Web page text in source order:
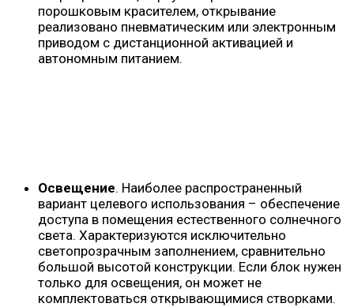
порошковым красителем, открывание
реализовано пневматическим или электронным
приводом с дистанционной активацией и
автономным питанием.
Освещение. Наиболее распространенный
вариант целевого использования – обеспечение
доступа в помещения естественного солнечного
света. Характеризуются исключительно
светопрозрачным заполнением, сравнительно
большой высотой конструкции. Если блок нужен
только для освещения, он может не
комплектоваться открывающимися створками.